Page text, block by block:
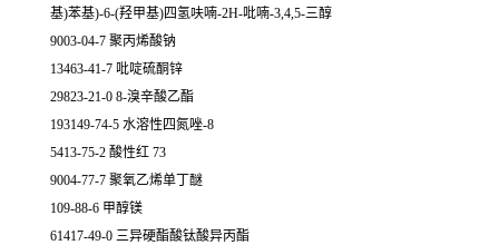
基)苯基)-6-(羟甲基)四氢呋喃-2H-吡喃-3,4,5-三醇
9003-04-7 聚丙烯酸钠
13463-41-7 吡啶硫酮锌
29823-21-0 8-溴辛酸乙酯
193149-74-5 水溶性四氮唑-8
5413-75-2 酸性红 73
9004-77-7 聚氧乙烯单丁醚
109-88-6 甲醇镁
61417-49-0 三异硬酯酸钛酸异丙酯